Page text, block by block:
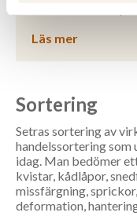
Läs mer
Sortering
Setras sortering av
handelssortering
idag. Man bedömer
kvistar, kådlåpor,
missfärgning,
deformation,